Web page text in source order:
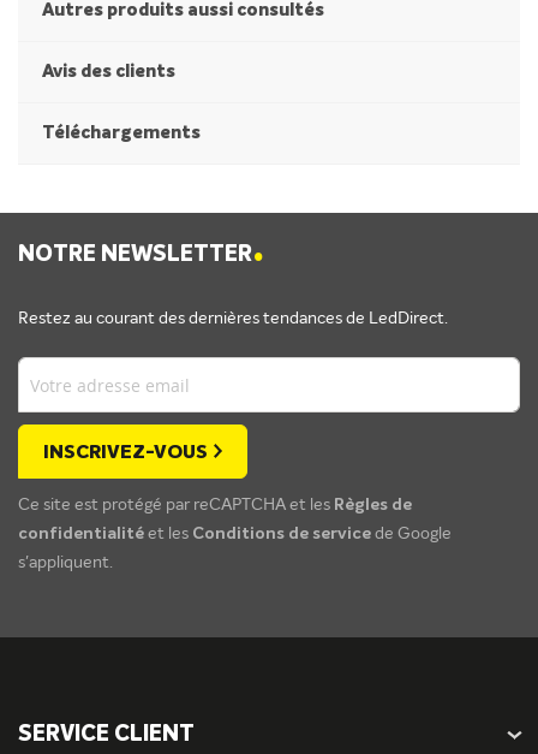
Autres produits aussi consultés
Avis des clients
Téléchargements
NOTRE NEWSLETTER.
Restez au courant des dernières tendances de LedDirect.
INSCRIVEZ-VOUS
Ce site est protégé par reCAPTCHA et les Règles de
confidentialité et les Conditions de service de Google
s'appliquent.
SERVICE CLIENT